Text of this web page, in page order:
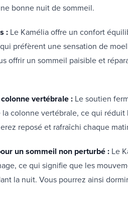
bonne nuit de sommeil.
: Le Kamélia offre un confort
préfèrent une sensation de
offrir un sommeil paisible et
vertébrale : Le soutien
colonne vertébrale, ce qui réduit
reposé et rafraîchi chaque
un sommeil non perturbé : Le
ce qui signifie que les
la nuit. Vous pourrez ainsi